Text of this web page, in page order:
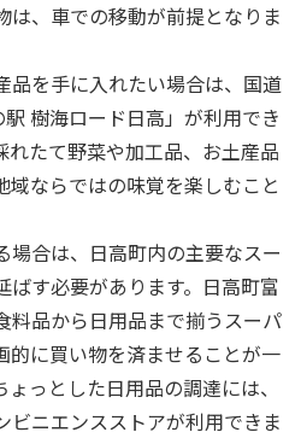
は、車での移動が前提となりま
品を手に入れたい場合は、国道
樹海ロード日高」が利用でき
れたて野菜や加工品、お土産品
域ならではの味覚を楽しむこと
場合は、日高町内の主要なスー
ばす必要があります。日高町富
料品から日用品まで揃うスーパ
的に買い物を済ませることが一
っとした日用品の調達には、
ビニエンスストアが利用できま